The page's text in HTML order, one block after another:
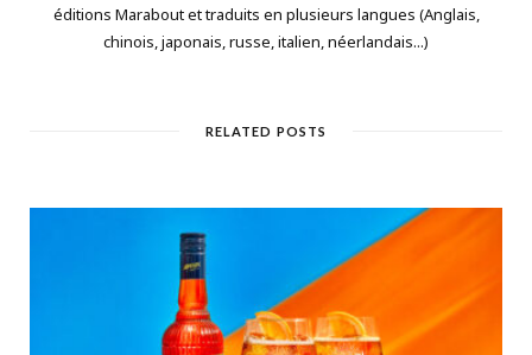
éditions Marabout et traduits en plusieurs langues (Anglais,
chinois, japonais, russe, italien, néerlandais...)
RELATED POSTS